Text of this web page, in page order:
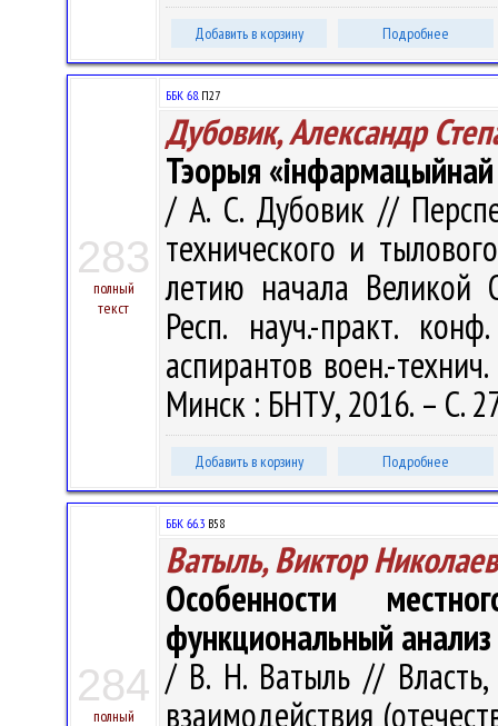
Добавить в корзину Подробнее
283
полный
текст
ББК 68.П27
Дубовик, Александр
Тэорыя
/ А. С. Дубовик //
технического и
летию начала Великой
Респ. науч.-практ.
аспирантов воен.-
Минск : БНТУ, 2016. – С.
Добавить в корзину Подробнее
284
полный
ББК 66.3 В58
Ватыль, Виктор
Особенности
функциональный анализ
/ В. Н. Ватыль // Власть,
взаимодействия